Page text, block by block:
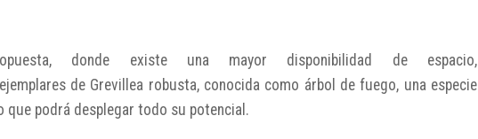
donde existe una mayor disponibilidad de espacio,
de Grevillea robusta, conocida como árbol de fuego, una especie
que podrá desplegar todo su potencial.